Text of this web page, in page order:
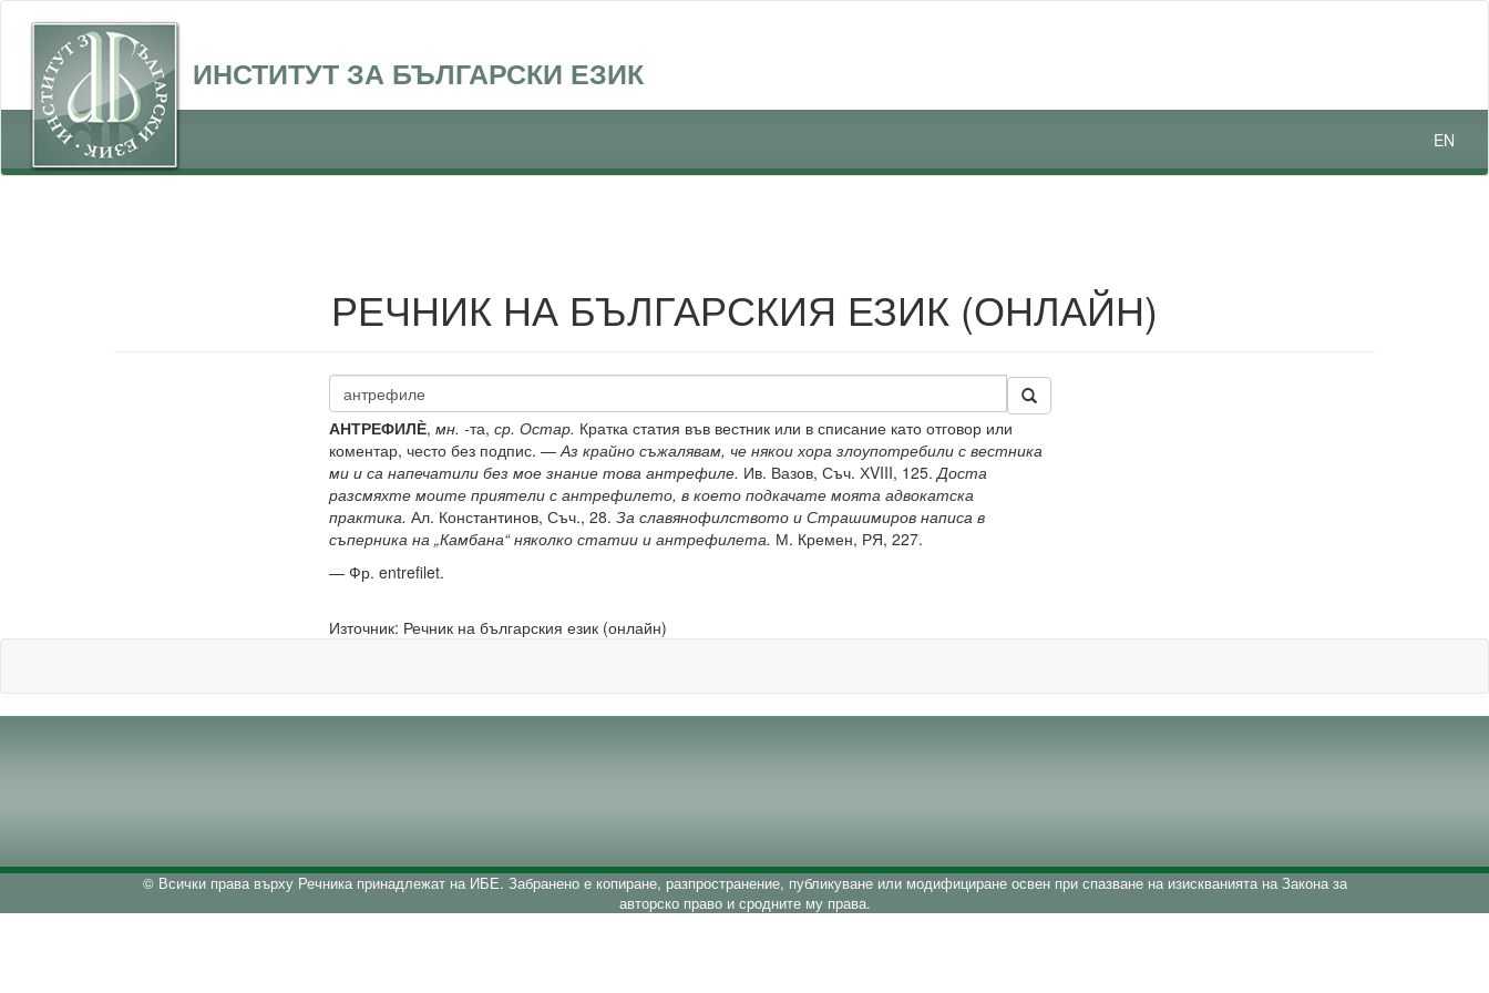
ИНСТИТУТ ЗА БЪЛГАРСКИ ЕЗИК
EN
РЕЧНИК НА БЪЛГАРСКИЯ ЕЗИК (ОНЛАЙН)
АНТРЕФИЛЀ, мн. -та, ср. Остар. Кратка статия във вестник или в списание като отговор или
коментар, често без подпис. —Аз крайно съжалявам, че някои хора злоупотребили с вестника
ми и са напечатили без мое знание това антрефиле. Ив. Вазов, Съч. ХVIII, 125.Доста
разсмяхте моите приятели с антрефилето, в което подкачате моята адвокатска
практика. Ал. Константинов, Съч., 28. За славянофилството и Страшимиров написа в
съперника на „Камбана“ няколко статии и антрефилета. М. Кремен, РЯ, 227.
— Фр. entrefilet.
Източник: Речник на българския език (онлайн)
© Всички права върху Речника принадлежат на ИБЕ. Забранено е копиране, разпространение, публикуване или модифициране освен при спазване на изискванията на Закона за
авторско право и сродните му права.